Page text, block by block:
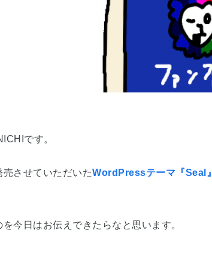
です。
売させていただいたWordPressテーマ『Seal』
を今日はお伝えできたらなと思います。